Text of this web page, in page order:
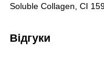
Soluble Collagen, CI
Відгуки